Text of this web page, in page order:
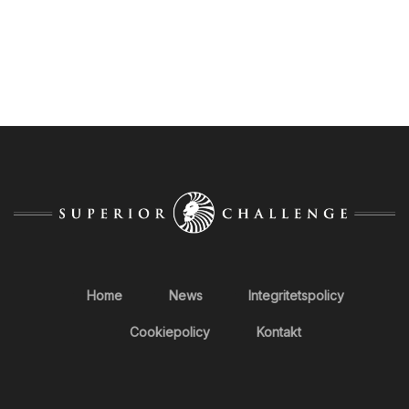
Home News Integritetspolicy
Cookiepolicy Kontakt